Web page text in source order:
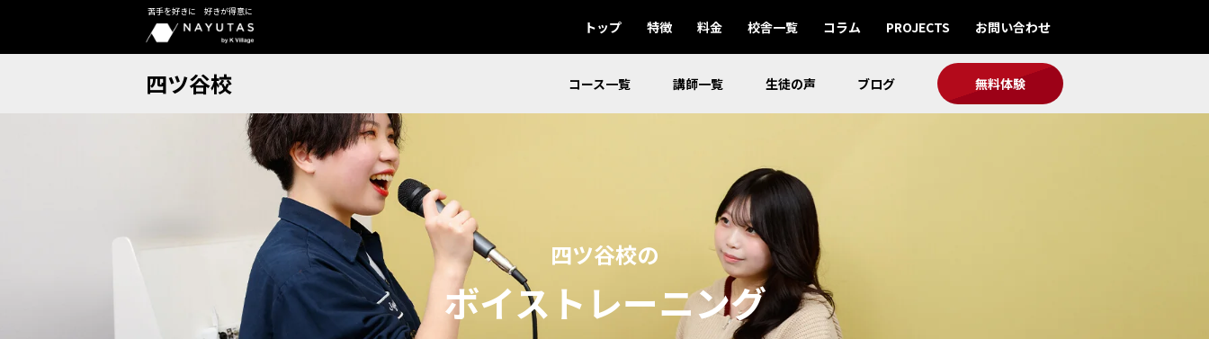
苦手を好きに 好きが得意に
トップ 特徴 料金 校舎一覧 コラム PROJECTS お問い合わせ
四ツ谷校 コース一覧 講師一覧 生徒の声 ブログ 無料体験
四ツ谷校の
ボイストレーニング